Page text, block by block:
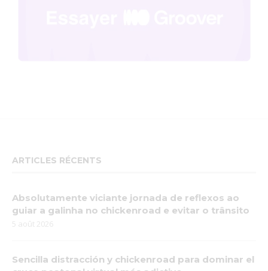
ARTICLES RÉCENTS
Absolutamente viciante jornada de reflexos ao
guiar a galinha no chickenroad e evitar o trânsito
5 août 2026
Sencilla distracción y chickenroad para dominar el